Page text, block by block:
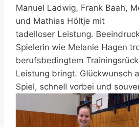
Manuel Ladwig, Frank Baah,
und Mathias Höltje mit
tadelloser Leistung.
Spielerin wie Melanie Hagen
berufsbedingtem
Leistung bringt. Glückwunsch
Spiel, schnell vorbei und